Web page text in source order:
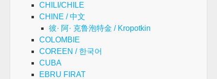
CHILI/CHILE
CHINE / 中文
彼· 阿· 克鲁泡特金 / Kropotkin
COLOMBIE
COREEN / 한국어
CUBA
EBRU FIRAT